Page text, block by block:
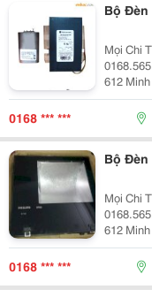
Bộ Đèn
Mọi Chi Tiết Xin
0168.565.0210 Công Ty Cổ
612 Minh
0168 *** ***
Bộ Đèn
Mọi Chi Tiết Xin
0168.565.0210 Công Ty Cổ
612 Minh
Web
0168 *** ***